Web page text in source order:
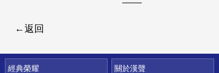
返回
快速連結
經典榮耀
關於漢聲